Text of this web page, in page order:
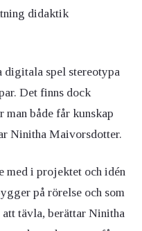
didaktik
digitala spel stereotypa
Det finns dock
både får kunskap
Ninitha Maivorsdotter.
med i projektet och idén
på rörelse och som
att tävla, berättar Ninitha